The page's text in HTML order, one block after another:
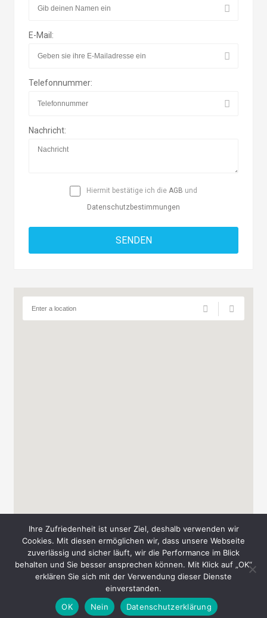
E-Mail:
Telefonnummer:
Nachricht:
Hiermit bestätige ich die AGB und
Datenschutzbestimmungen
Copyright © 2026 Messe-Süd A. & T. Schmid GbR
Datenschutz Impressum Kontakt
Ihre Zufriedenheit ist unser Ziel, deshalb verwenden wir
Cookies. Mit diesen ermöglichen wir, dass unsere Webseite
zuverlässig und sicher läuft, wir die Performance im Blick
behalten und Sie besser ansprechen können. Mit Klick auf „OK“
erklären Sie sich mit der Verwendung dieser Dienste
einverstanden.
OK
Nein Datenschutzerklärung